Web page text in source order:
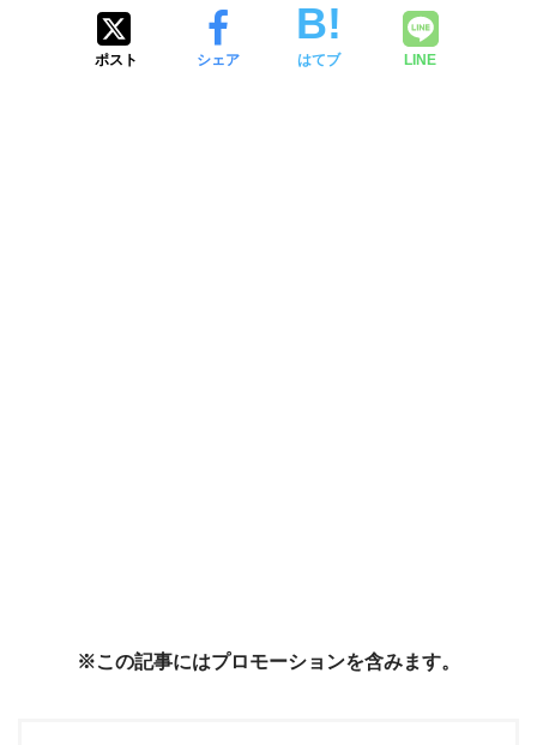
ポスト シェア はてブ LINE
※この記事にはプロモーションを含みます。